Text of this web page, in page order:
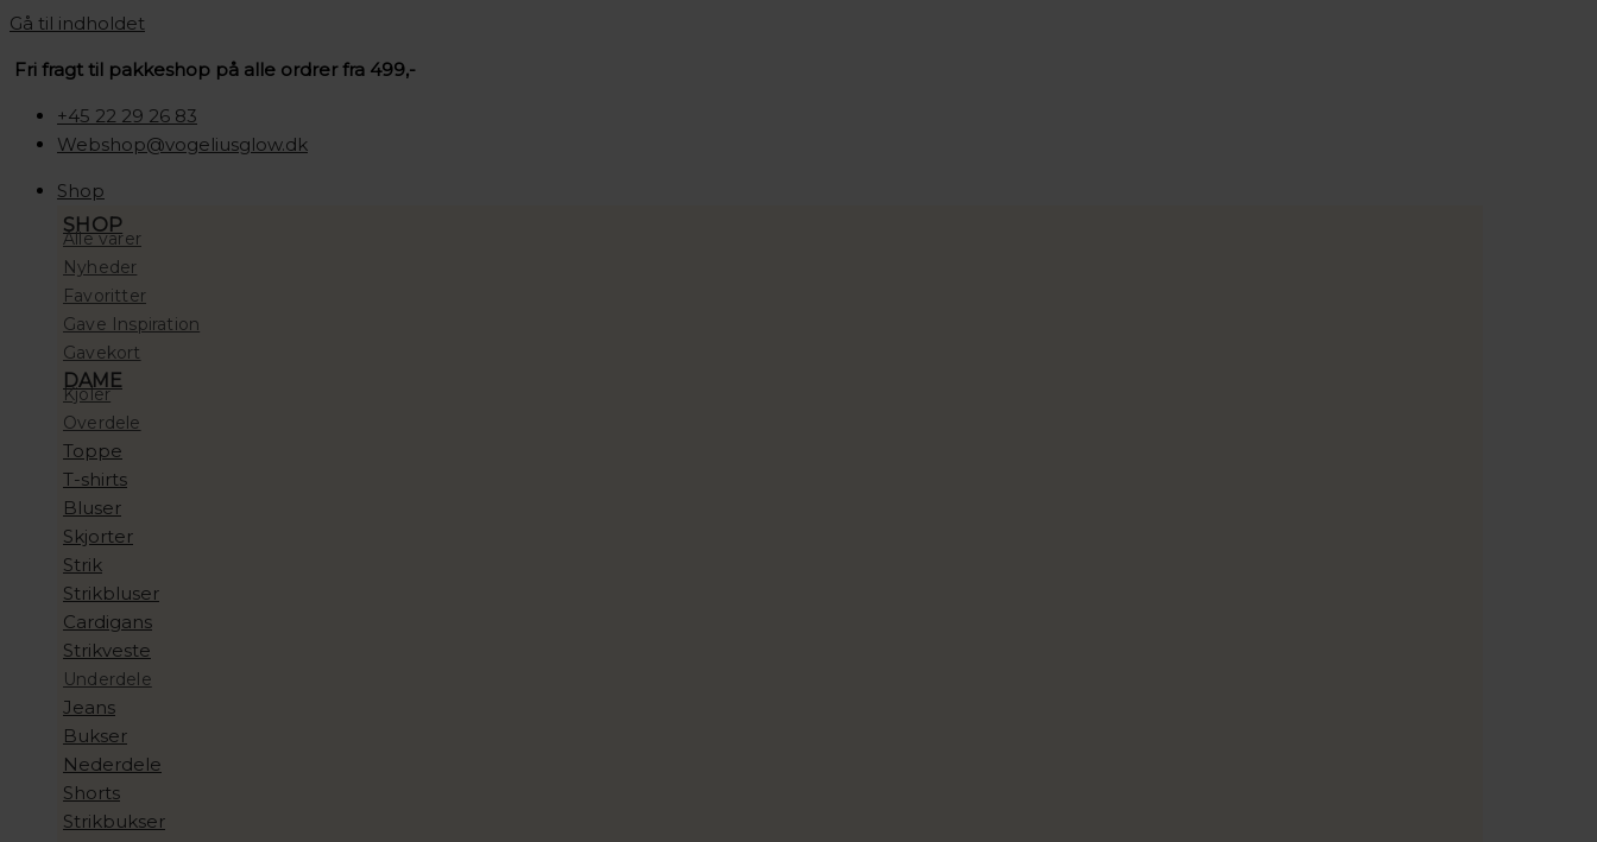
Gå til indholdet
Fri fragt til pakkeshop på alle ordrer fra 499,-
+45 22 29 26 83
Webshop@vogeliusglow.dk
Shop
SHOP
Alle varer
Nyheder
Favoritter
Gave Inspiration
Gavekort
DAME
Kjoler
Overdele
Toppe
T-shirts
Bluser
Skjorter
Strik
Strikbluser
Cardigans
Strikveste
Underdele
Jeans
Bukser
Nederdele
Shorts
Strikbukser